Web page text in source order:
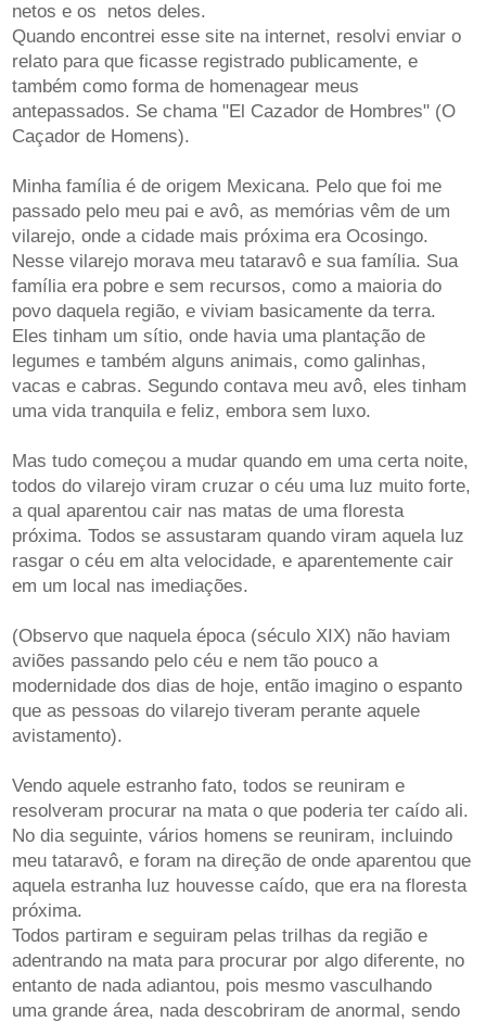
netos e os netos deles.
Quando encontrei esse site na internet, resolvi enviar o
relato para que ficasse registrado publicamente, e
também como forma de homenagear meus
antepassados. Se chama "El Cazador de Hombres" (O
Caçador de Homens).
Minha família é de origem Mexicana. Pelo que foi me
passado pelo meu pai e avô, as memórias vêm de um
vilarejo, onde a cidade mais próxima era Ocosingo.
Nesse vilarejo morava meu tataravô e sua família. Sua
família era pobre e sem recursos, como a maioria do
povo daquela região, e viviam basicamente da terra.
Eles tinham um sítio, onde havia uma plantação de
legumes e também alguns animais, como galinhas,
vacas e cabras. Segundo contava meu avô, eles tinham
uma vida tranquila e feliz, embora sem luxo.
Mas tudo começou a mudar quando em uma certa noite,
todos do vilarejo viram cruzar o céu uma luz muito forte,
a qual aparentou cair nas matas de uma floresta
próxima. Todos se assustaram quando viram aquela luz
rasgar o céu em alta velocidade, e aparentemente cair
em um local nas imediações.
(Observo que naquela época (século XIX) não haviam
aviões passando pelo céu e nem tão pouco a
modernidade dos dias de hoje, então imagino o espanto
que as pessoas do vilarejo tiveram perante aquele
avistamento).
Vendo aquele estranho fato, todos se reuniram e
resolveram procurar na mata o que poderia ter caído ali.
No dia seguinte, vários homens se reuniram, incluindo
meu tataravô, e foram na direção de onde aparentou que
aquela estranha luz houvesse caído, que era na floresta
próxima.
Todos partiram e seguiram pelas trilhas da região e
adentrando na mata para procurar por algo diferente, no
entanto de nada adiantou, pois mesmo vasculhando
uma grande área, nada descobriram de anormal, sendo